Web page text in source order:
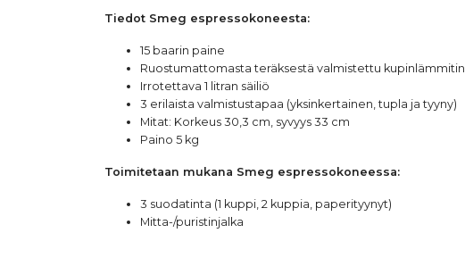
Tiedot Smeg espressokoneesta:
15 baarin paine
Ruostumattomasta teräksestä valmistettu kupinlämmitin
Irrotettava 1 litran säiliö
3 erilaista valmistustapaa (yksinkertainen, tupla ja tyyny)
Mitat: Korkeus 30,3 cm, syvyys 33 cm
Paino 5 kg
Toimitetaan mukana Smeg espressokoneessa:
3 suodatinta (1 kuppi, 2 kuppia, paperityynyt)
Mitta-/puristinjalka